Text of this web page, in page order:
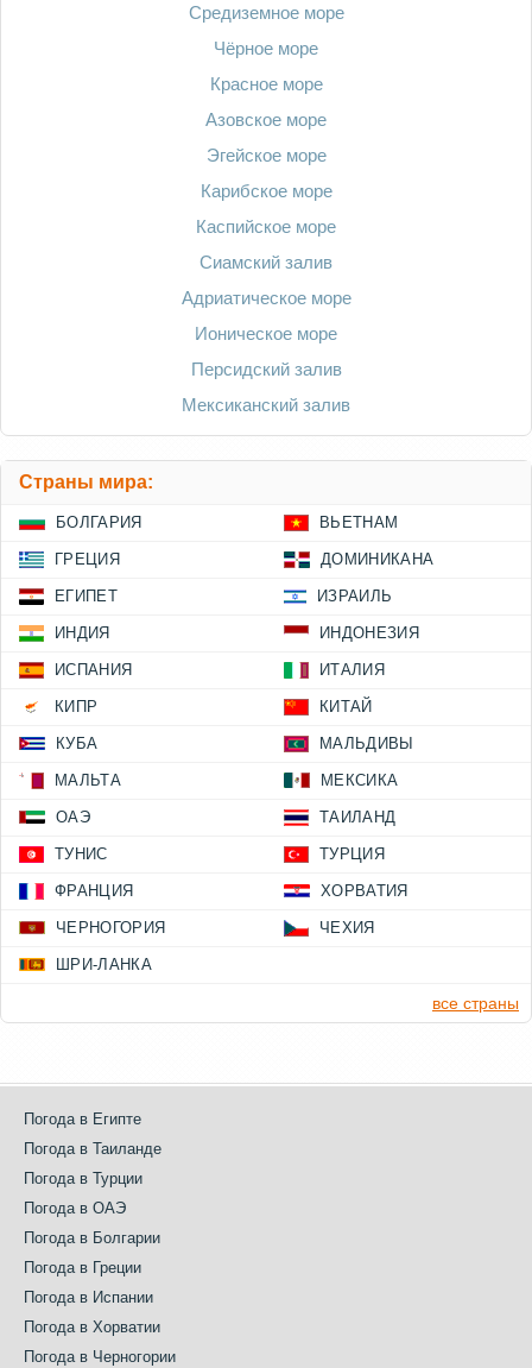
Средиземное море
Чёрное море
Красное море
Азовское море
Эгейское море
Карибское море
Каспийское море
Сиамский залив
Адриатическое море
Ионическое море
Персидский залив
Мексиканский залив
Страны мира:
БОЛГАРИЯ ВЬЕТНАМ
ГРЕЦИЯ ДОМИНИКАНА
ЕГИПЕТ ИЗРАИЛЬ
ИНДИЯ ИНДОНЕЗИЯ
ИСПАНИЯ ИТАЛИЯ
КИПР КИТАЙ
КУБА МАЛЬДИВЫ
МАЛЬТА МЕКСИКА
ОАЭ ТАИЛАНД
ТУНИС ТУРЦИЯ
ФРАНЦИЯ ХОРВАТИЯ
ЧЕРНОГОРИЯ ЧЕХИЯ
ШРИ-ЛАНКА
все страны
Погода в Египте
Погода в Таиланде
Погода в Турции
Погода в ОАЭ
Погода в Болгарии
Погода в Греции
Погода в Испании
Погода в Хорватии
Погода в Черногории